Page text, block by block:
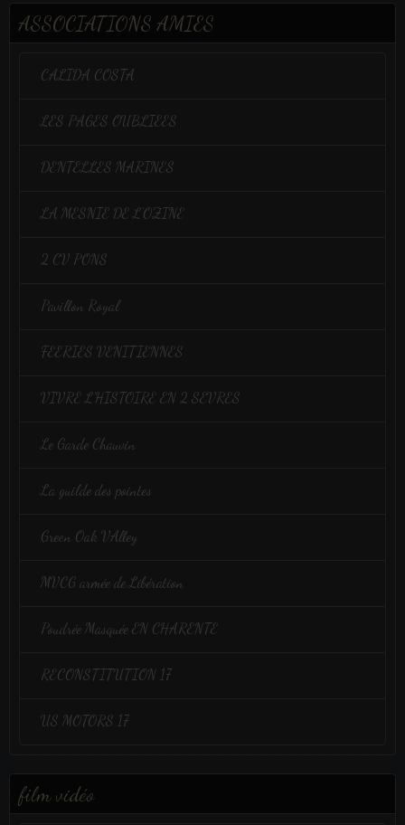
ASSOCIATIONS AMIES
CALIDA COSTA
LES PAGES OUBLIEES
DENTELLES MARINES
LA MESNIE DE L'OZINE
2 CV PONS
Pavillon Royal
FEERIES VENITIENNES
VIVRE L'HISTOIRE EN 2 SEVRES
Le Garde Chauvin
La guilde des pointes
Green Oak VAlley
MVCG armée de Libération
Poudrée Masquée EN CHARENTE
RECONSTITUTION 17
US MOTORS 17
film vidéo